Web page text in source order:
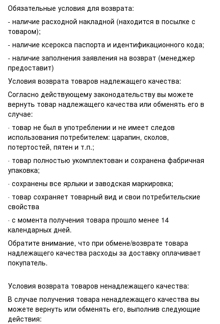
Обязательные условия для возврата:
- наличие расходной накладной (находится в посылке с
товаром);
- наличие ксерокса паспорта и идентификационного кода;
- наличие заполнения заявления на возврат (менеджер
предоставит)
Условия возврата товаров надлежащего качества:
Согласно действующему законодательству вы можете
вернуть товар надлежащего качества или обменять его в
случае:
· товар не был в употреблении и не имеет следов
использования потребителем: царапин, сколов,
потертостей, пятен и т.п.;
· товар полностью укомплектован и сохранена фабричная
упаковка;
· сохранены все ярлыки и заводская маркировка;
· товар сохраняет товарный вид и свои потребительские
свойства
· с момента получения товара прошло менее 14
календарных дней.
Обратите внимание, что при обмене/возврате товара
надлежащего качества расходы за доставку оплачивает
покупатель.
Условия возврата товаров ненадлежащего качества:
В случае получения товара ненадлежащего качества вы
можете вернуть или обменять его, выполнив следующие
действия: